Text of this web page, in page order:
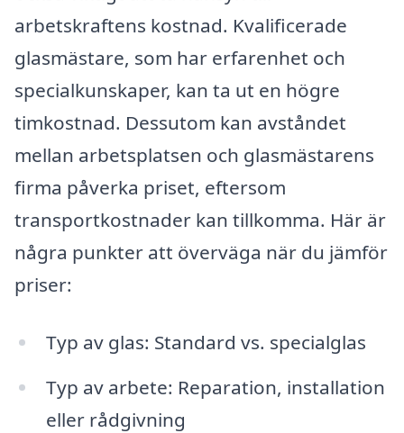
arbetskraftens kostnad. Kvalificerade
glasmästare, som har erfarenhet och
specialkunskaper, kan ta ut en högre
timkostnad. Dessutom kan avståndet
mellan arbetsplatsen och glasmästarens
firma påverka priset, eftersom
transportkostnader kan tillkomma. Här är
några punkter att överväga när du jämför
priser:
Typ av glas: Standard vs. specialglas
Typ av arbete: Reparation, installation
eller rådgivning